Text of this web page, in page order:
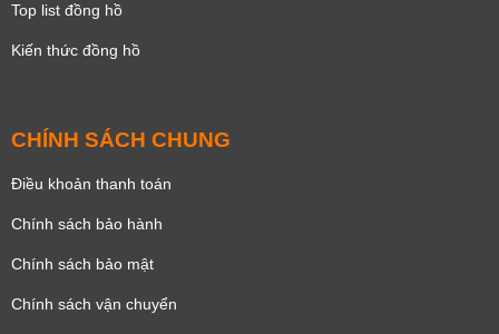
Top list đồng hồ
Kiến thức đồng hồ
CHÍNH SÁCH CHUNG
Điều khoản thanh toán
Chính sách bảo hành
Chính sách bảo mật
Chính sách vận chuyển